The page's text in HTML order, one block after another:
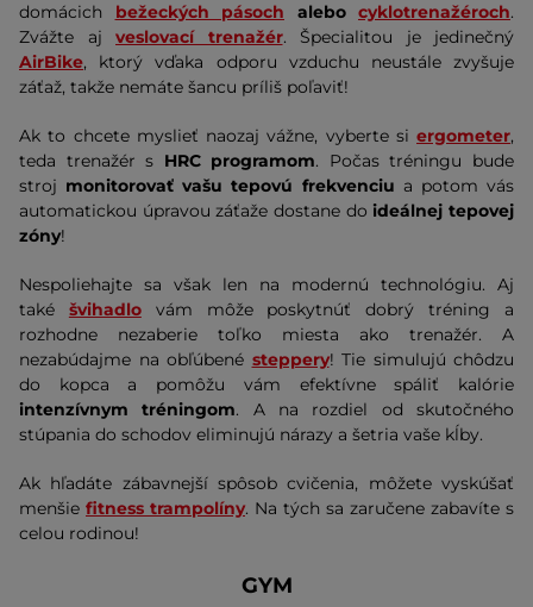
domácich bežeckých pásoch alebo cyklotrenažéroch.
Zvážte aj veslovací trenažér. Špecialitou je jedinečný
AirBike, ktorý vďaka odporu vzduchu neustále zvyšuje
záťaž, takže nemáte šancu príliš poľaviť!
Ak to chcete myslieť naozaj vážne, vyberte si ergometer,
teda trenažér s HRC programom. Počas tréningu bude
stroj monitorovať vašu tepovú frekvenciu a potom vás
automatickou úpravou záťaže dostane do ideálnej tepovej
zóny!
Nespoliehajte sa však len na modernú technológiu. Aj
také švihadlovám môže poskytnúť dobrý tréning a
rozhodne nezaberie toľko miesta ako trenažér. A
nezabúdajme na obľúbené steppery! Tie simulujú chôdzu
do kopca a pomôžu vám efektívne spáliť kalórie
intenzívnym tréningom. A na rozdiel od skutočného
stúpania do schodov eliminujú nárazy a šetria vaše kĺby.
Ak hľadáte zábavnejší spôsob cvičenia, môžete vyskúšať
menšie fitness trampolíny. Na tých sa zaručene zabavíte s
celou rodinou!
GYM